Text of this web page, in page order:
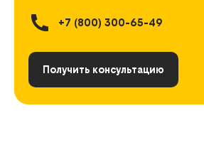
+7 (800) 300-65-49
Получить консультацию